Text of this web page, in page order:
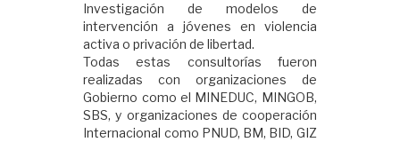
Investigación de modelos de
intervención a jóvenes en violencia
activa o privación de libertad.
Todas estas consultorías fueron
realizadas con organizaciones de
Gobierno como el MINEDUC, MINGOB,
SBS, y organizaciones de cooperación
Internacional como PNUD, BM, BID, GIZ